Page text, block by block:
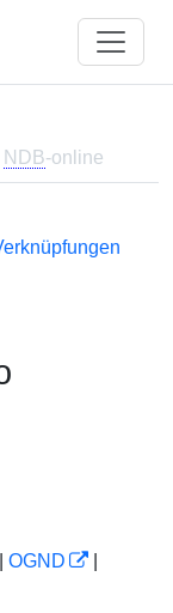
NDB-online
OGND